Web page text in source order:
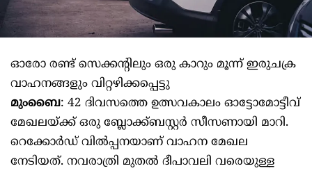
ഓരോ രണ്ട് സെക്കന്റിലും ഒരു കാറും മൂന്ന് ഇരുചക്ര
വാഹനങ്ങളും വിറ്റഴിക്കപ്പെട്ടു
മുംബൈ: 42 ദിവസത്തെ ഉത്സവകാലം ഓട്ടോമോട്ടീവ്
മേഖലയ്ക്ക് ഒരു ബ്ലോക്ക്ബസ്റ്റര്‍ സീസണായി മാറി.
റെക്കോര്‍ഡ് വില്‍പ്പനയാണ് വാഹന മേഖല
നേടിയത്. നവരാത്രി മുതല്‍ ദീപാവലി വരെയുള്ള